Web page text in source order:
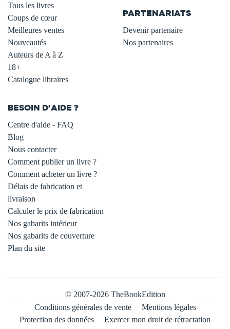
Tous les livres
Coups de cœur
Meilleures ventes
Nouveautés
Auteurs de A à Z
18+
Catalogue libraires
PARTENARIATS
Devenir partenaire
Nos partenaires
BESOIN D'AIDE ?
Centre d'aide - FAQ
Blog
Nous contacter
Comment publier un livre ?
Comment acheter un livre ?
Délais de fabrication et
livraison
Calculer le prix de fabrication
Nos gabarits intérieur
Nos gabarits de couverture
Plan du site
© 2007-2026 TheBookEdition
Conditions générales de vente
Mentions légales
Protection des données
Exercer mon droit de rétractation